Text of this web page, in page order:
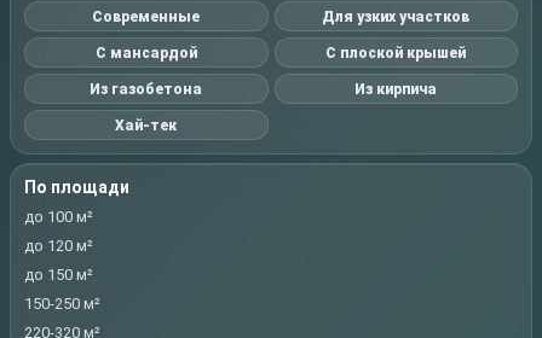
Современные Для узких участков
С мансардой С плоской крышей
Из газобетона Из кирпича
Хай-тек
По площади
до 100 м²
до 120 м²
до 150 м²
150-250 м²
220-320 м²